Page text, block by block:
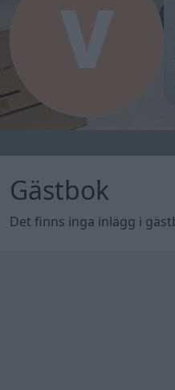
Gästbok
Det finns inga inlägg i